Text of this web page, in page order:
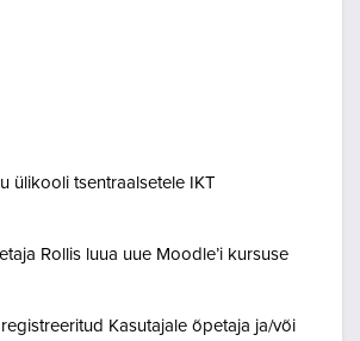
ülikooli tsentraalsetele IKT
Rollis luua uue Moodle’i kursuse
Kasutajale õpetaja ja/või